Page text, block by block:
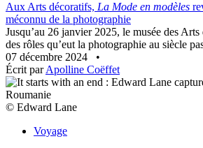
Aux Arts décoratifs, La Mode en modèles
méconnu de la photographie
Jusqu’au 26 janvier 2025, le musée des
des rôles qu’eut la photographie au siècle
07 décembre 2024
•
Écrit parApolline Coëffet
© Edward Lane
Voyage